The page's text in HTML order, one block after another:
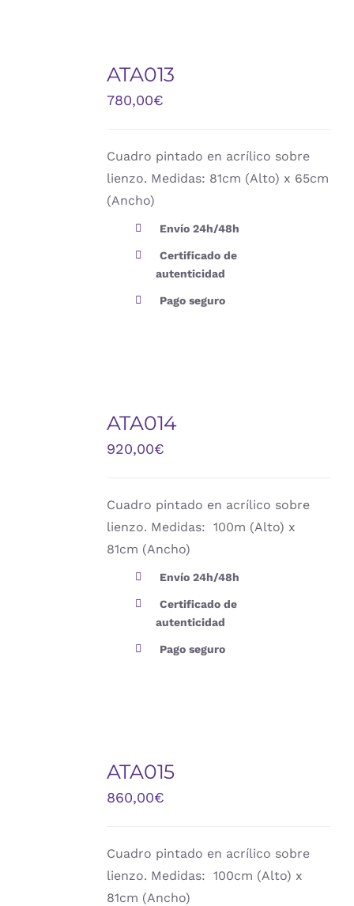
ATA013
780,00€
Cuadro pintado en acrílico sobre
lienzo. Medidas: 81cm (Alto) x 65cm
(Ancho)
Envío 24h/48h
Certificado de
autenticidad
Pago seguro
ATA014
920,00€
Cuadro pintado en acrílico sobre
lienzo. Medidas: 100m (Alto) x
81cm (Ancho)
Envío 24h/48h
Certificado de
autenticidad
Pago seguro
ATA015
860,00€
Cuadro pintado en acrílico sobre
lienzo. Medidas: 100cm (Alto) x
81cm (Ancho)